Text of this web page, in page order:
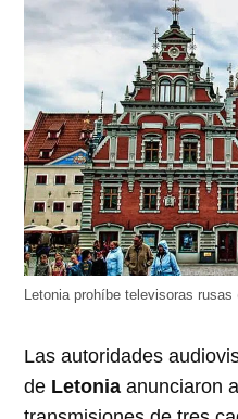
Letonia prohíbe televisoras
Las autoridades
de Letonia anunciaron